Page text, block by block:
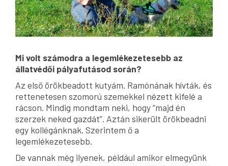
Mi volt számodra a legemlékezetesebb az
állatvédői pályafutásod során?
Az első örökbeadott kutyám. Ramónának hívták, és
rettenetesen szomorú szemekkel nézett kifelé a
rácson. Mindig mondtam neki, hogy “majd én
szerzek neked gazdát”. Aztán sikerült örökbeadni
egy kollégánknak. Szerintem ő a
legemlékezetesebb.
De vannak még ilyenek, például amikor elmegyünk